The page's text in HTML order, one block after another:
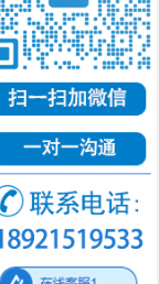
拟工况腐蚀检测
盐雾检测
金属成分检测
微观金相检测